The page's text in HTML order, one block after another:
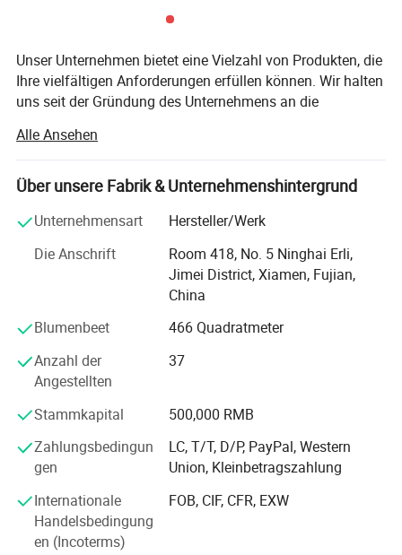
Unser Unternehmen bietet eine Vielzahl von Produkten, die
Ihre vielfältigen Anforderungen erfüllen können. Wir halten
uns seit der Gründung des Unternehmens an die
kreditbasiert" und tun immer unser Bestes, um die
potenziellen Bedürfnisse unserer Kunden zu befriedigen.
Unser Unternehmen ist aufrichtig bereit, mit Unternehmen
Win-Situation zu realisieren, da sich der Trend der
wirtschaftlichen Globalisierung mit unwiderstehlicher
Aimeee ist professioneller Hersteller und Exporteur seit
über 10 Jahren, die sich mit einer Vielzahl von
Produkten wie Trainingsbekleidung, Fitnessbekleidung
und Yoga-Bekleidung usw. beschäftigt.Wir konzentrieren
uns auf Bademode, Strandkleidung Yoga, Fitnessstudio,
Training, Sportbekleidung für Frauen / Männer und bieten
überlegenen Service, Strenge Qualitätsgarantie und
perfektes Management-System, hochwertige Produkte
Fragen zu Größe oder Passform haben, zögern Sie bitte
nicht, uns zu kontaktieren und unsere Stil-Experten helfen
Ihnen zu führen.
Alle Ansehen
Über unsere Fabrik & Unternehmenshintergrund
Unternehmensart
Hersteller/Werk
Die Anschrift
Room 418, No. 5 Ninghai Erli,
Jimei District, Xiamen, Fujian,
China
Blumenbeet
466 Quadratmeter
Anzahl der
Angestellten
37
Stammkapital
500,000 RMB
Zahlungsbedingun
gen
LC, T/T, D/P, PayPal, Western
Union, Kleinbetragszahlung
Internationale
Handelsbedingung
en (Incoterms)
FOB, CIF, CFR, EXW